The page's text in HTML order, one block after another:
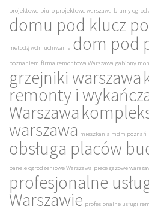
projektowe biuro projektowe warszawa bramy
domu pod klucz
metodą wdmuchiwania dom pod
poznaniem firma remontowa Warszawa gabiony
grzejniki warszawa
remonty i
Warszawa
warszawa mieszkania mdm poznań
obsługa placów
panele ogrodzeniowe Warszawa piece gazowe
profesjonalne
Warszawie profesjonalne usługi